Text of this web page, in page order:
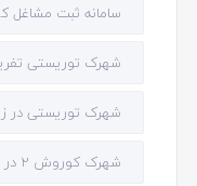
سامانه ثبت مشاغل
شهرک توریستی
شهرک توریستی در
شهرک کوروش 2 در زیباکنار